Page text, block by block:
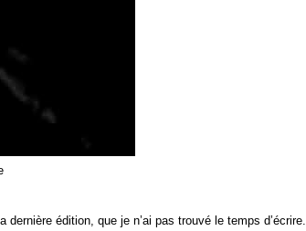
édition, que je n’ai pas trouvé le temps d’écrire.